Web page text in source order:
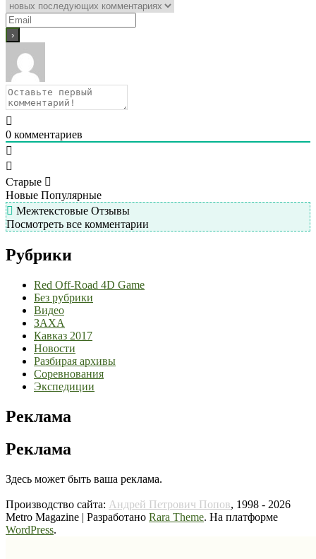
0 комментариев
Старые
Новые Популярные
Межтекстовые Отзывы
Посмотреть все комментарии
Рубрики
Red Off-Road 4D Game
Без рубрики
Видео
ЗАХА
Кавказ 2017
Новости
Разбирая архивы
Соревнования
Экспедиции
Реклама
Реклама
Здесь может быть ваша реклама.
Производство сайта: Андрей Петрович Попов, 1998 - 2026
Metro Magazine | Разработано Rara Theme. На платформе
WordPress.